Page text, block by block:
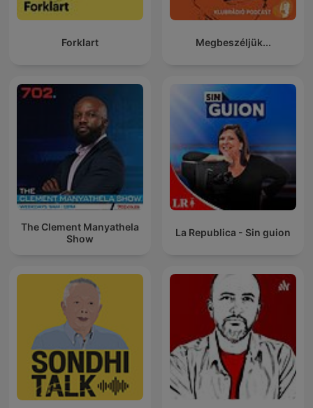
Forklart Megbeszéljük...
The Clement Manyathela
Show
La Republica - Sin guion